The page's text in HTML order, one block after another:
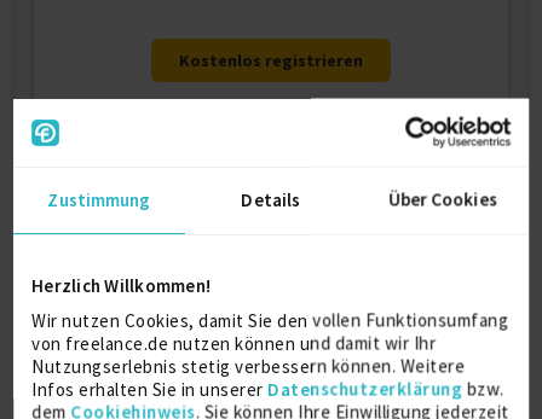
Zustimmung Details Über Cookies
Herzlich Willkommen!
Wir nutzen Cookies, damit Sie den vollen Funktionsumfang
von freelance.de nutzen können und damit wir Ihr
Nutzungserlebnis stetig verbessern können. Weitere
Infos erhalten Sie in unserer Datenschutzerklärung bzw.
dem Cookiehinweis. Sie können Ihre Einwilligung jederzeit
Kostenlos registrieren
Kostenlos registrieren
Ähnliche Projekte